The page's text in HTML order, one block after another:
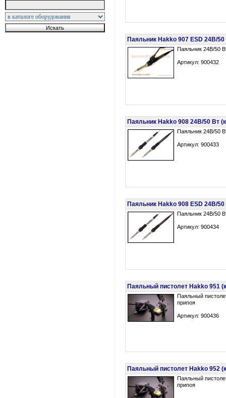
Паяльник Hakko 907 ESD 24В/50
Паяльник 24В/50
Артикул: 900432
Паяльник Hakko 908 24В/50 Вт
Паяльник 24В/50
Артикул: 900433
Паяльник Hakko 908 ESD 24В/50
Паяльник 24В/50
Артикул: 900434
Паяльный пистолет Hakko 951
Паяльный
припоя
Артикул: 900436
Паяльный пистолет Hakko 952
Паяльный
припоя